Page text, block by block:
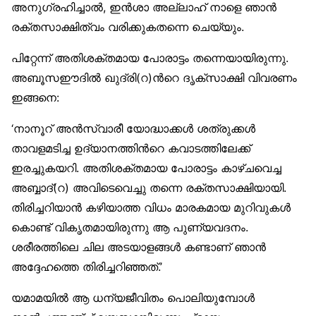
അനുഗ്രഹിച്ചാല്‍, ഇന്‍ശാ അല്ലാഹ് നാളെ ഞാന്‍
രക്തസാക്ഷിത്വം വരിക്കുകതന്നെ ചെയ്യും.
പിറ്റേന്ന് അതിശക്തമായ പോരാട്ടം തന്നെയായിരുന്നു.
അബൂസഈദില്‍ ഖുദ്രി(റ)ന്‍റെ ദൃക്സാക്ഷി വിവരണം
ഇങ്ങനെ:
‘നാനൂറ് അന്‍സ്വാരീ യോദ്ധാക്കള്‍ ശത്രുക്കള്‍
താവളമടിച്ച ഉദ്യാനത്തിന്‍റെ കവാടത്തിലേക്ക്
ഇരച്ചുകയറി. അതിശക്തമായ പോരാട്ടം കാഴ്ചവെച്ച
അബ്ബാദ്(റ) അവിടെവെച്ചു തന്നെ രക്തസാക്ഷിയായി.
തിരിച്ചറിയാന്‍ കഴിയാത്ത വിധം മാരകമായ മുറിവുകള്‍
കൊണ്ട് വികൃതമായിരുന്നു ആ പുണ്യവദനം.
ശരീരത്തിലെ ചില അടയാളങ്ങള്‍ കണ്ടാണ് ഞാന്‍
അദ്ദേഹത്തെ തിരിച്ചറിഞ്ഞത്.’
യമാമയില്‍ ആ ധന്യജീവിതം പൊലിയുമ്പോള്‍